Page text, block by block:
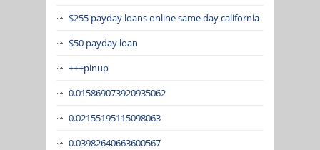
$255 payday loans online same day california
$50 payday loan
+++pinup
0.015869073920935062
0.02155195115098063
0.03982640663600567